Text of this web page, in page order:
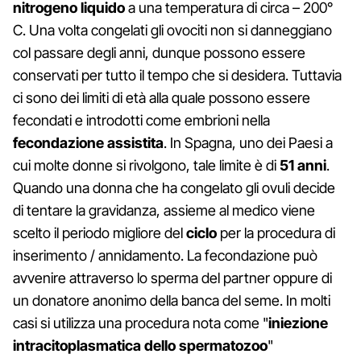
nitrogeno liquidoa una temperatura di circa – 200°
C. Una volta congelati gli ovociti non si danneggiano
col passare degli anni, dunque possono essere
conservati per tutto il tempo che si desidera. Tuttavia
ci sono dei limiti di età alla quale possono essere
fecondati e introdotti come embrioni nella
fecondazione assistita. In Spagna, uno dei Paesi a
cui molte donne si rivolgono, tale limite è di 51 anni.
Quando una donna che ha congelato gli ovuli decide
di tentare la gravidanza, assieme al medico viene
scelto il periodo migliore delciclo per la procedura di
inserimento / annidamento. La fecondazione può
avvenire attraverso lo sperma del partner oppure di
un donatore anonimo della banca del seme. In molti
casi si utilizza una procedura nota come "iniezione
intracitoplasmatica dello spermatozoo"